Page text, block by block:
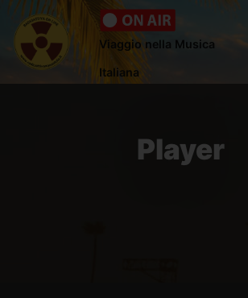
Viaggio nella Musica
Italiana
Player